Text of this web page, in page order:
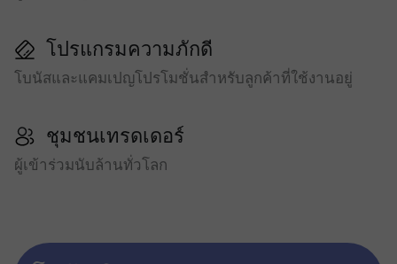
โปรแกรมความภักดี
โบนัสและแคมเปญโปรโมชั่นสำหรับลูกค้าที่ใช้งานอยู่
ชุมชนเทรดเดอร์
ผู้เข้าร่วมนับล้านทั่วโลก